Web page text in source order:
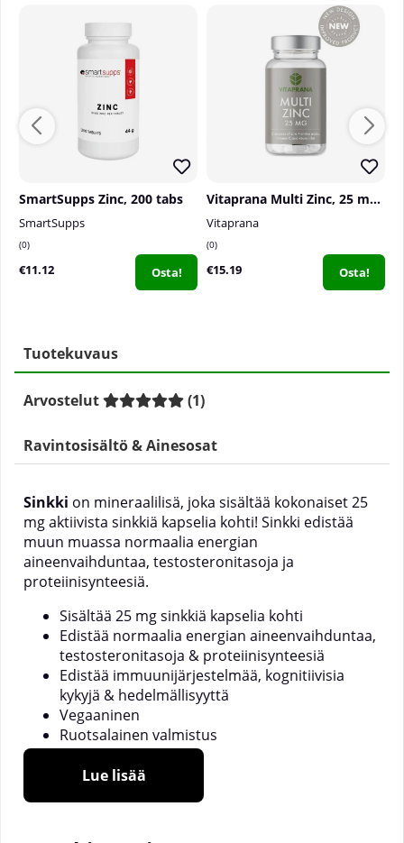
SmartSupps Zinc, 200 tabs
SmartSupps
0
€11.12 Osta!
Vitaprana Multi Zinc, 25 mg, 110 caps
Vitaprana
0
€15.19 Osta!
Tuotekuvaus
Arvostelut (1)
Ravintosisältö & Ainesosat
Sinkki on mineraalilisä, joka sisältää kokonaiset 25
mg aktiivista sinkkiä kapselia kohti! Sinkki edistää
muun muassa normaalia energian
aineenvaihduntaa, testosteronitasoja ja
proteiinisynteesiä.
Sisältää 25 mg sinkkiä kapselia kohti
Edistää normaalia energian aineenvaihduntaa,
testosteronitasoja & proteiinisynteesiä
Edistää immuunijärjestelmää, kognitiivisia
kykyjä & hedelmällisyyttä
Vegaaninen
Ruotsalainen valmistus
SOLID Nutrition ZINC on elintärkeän mineraalin,
Lue lisää